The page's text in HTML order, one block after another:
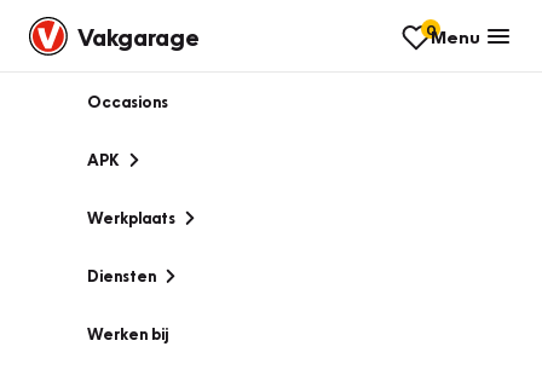
Vakgarage 0Menu
Occasions
APK
Werkplaats
Diensten
Werken bij